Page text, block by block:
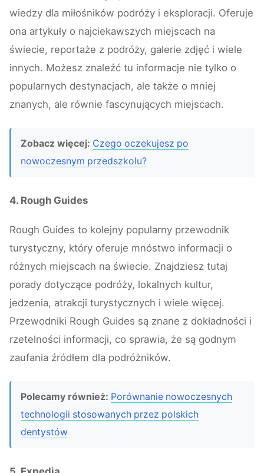
wiedzy dla miłośników podróży i eksploracji. Oferuje
ona artykuły o najciekawszych miejscach na
świecie, reportaże z podróży, galerie zdjęć i wiele
innych. Możesz znaleźć tu informacje nie tylko o
popularnych destynacjach, ale także o mniej
znanych, ale równie fascynujących miejscach.
Zobacz więcej: Czego oczekujesz po
nowoczesnym przedszkolu?
4. Rough Guides
Rough Guides to kolejny popularny przewodnik
turystyczny, który oferuje mnóstwo informacji o
różnych miejscach na świecie. Znajdziesz tutaj
porady dotyczące podróży, lokalnych kultur,
jedzenia, atrakcji turystycznych i wiele więcej.
Przewodniki Rough Guides są znane z dokładności i
rzetelności informacji, co sprawia, że są godnym
zaufania źródłem dla podróżników.
Polecamy również: Porównanie nowoczesnych
technologii stosowanych przez polskich
dentystów